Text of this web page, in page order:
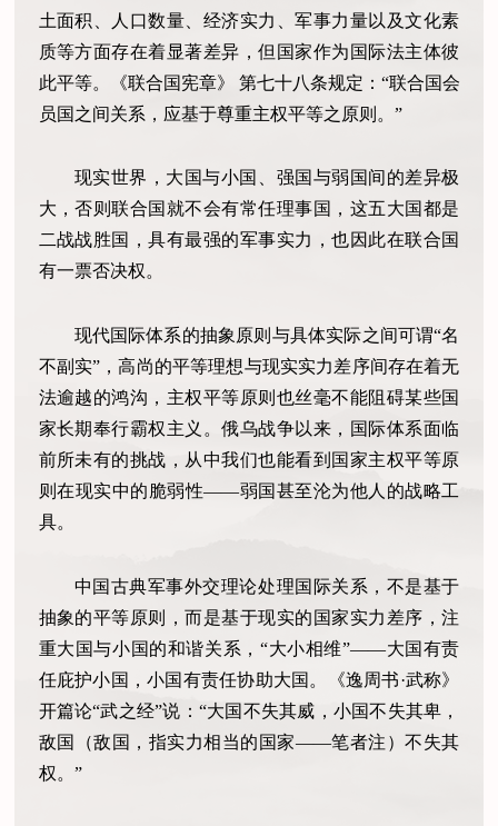
土面积、人口数量、经济实力、军事力量以及文化素
质等方面存在着显著差异，但国家作为国际法主体彼
此平等。《联合国宪章》 第七十八条规定：“联合国会
员国之间关系，应基于尊重主权平等之原则。”
现实世界，大国与小国、强国与弱国间的差异极
大，否则联合国就不会有常任理事国，这五大国都是
二战战胜国，具有最强的军事实力，也因此在联合国
有一票否决权。
现代国际体系的抽象原则与具体实际之间可谓“名
不副实”，高尚的平等理想与现实实力差序间存在着无
法逾越的鸿沟，主权平等原则也丝毫不能阻碍某些国
家长期奉行霸权主义。俄乌战争以来，国际体系面临
前所未有的挑战，从中我们也能看到国家主权平等原
则在现实中的脆弱性——弱国甚至沦为他人的战略工
具。
中国古典军事外交理论处理国际关系，不是基于
抽象的平等原则，而是基于现实的国家实力差序，注
重大国与小国的和谐关系，“大小相维”——大国有责
任庇护小国，小国有责任协助大国。《逸周书·武称》
开篇论“武之经”说：“大国不失其威，小国不失其卑，
敌国（敌国，指实力相当的国家——笔者注）不失其
权。”